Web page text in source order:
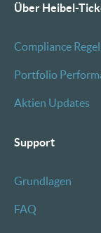
Über Heibel-
Compliance
Portfolio
Aktien Updates
Support
Grundlagen
FAQ